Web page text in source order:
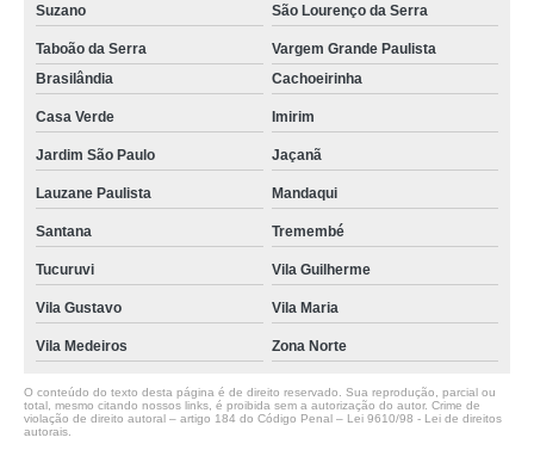
Suzano São Lourenço da Serra
Taboão da Serra
Vargem Grande Paulista
Brasilândia
Cachoeirinha
Casa Verde Imirim
Jardim São Paulo Jaçanã
Lauzane Paulista Mandaqui
Santana Tremembé
Tucuruvi Vila Guilherme
Vila Gustavo Vila Maria
Vila Medeiros Zona Norte
O conteúdo do texto desta página é de direito reservado. Sua reprodução, parcial ou
total, mesmo citando nossos links, é proibida sem a autorização do autor. Crime de
violação de direito autoral – artigo 184 do Código Penal – Lei 9610/98 - Lei de direitos
autorais